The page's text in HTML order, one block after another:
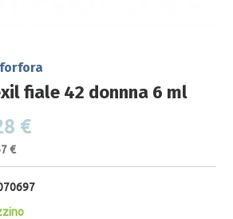
fiale 42 donnna 6 ml
€
€